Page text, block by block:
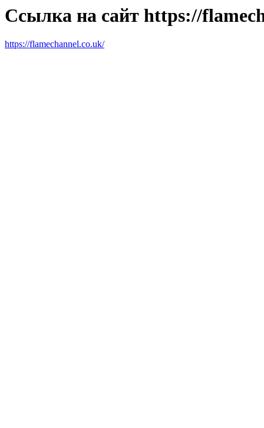
Ссылка на сайт https://
https://flamechannel.co.uk/